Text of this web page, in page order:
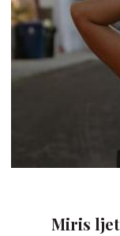
Miris